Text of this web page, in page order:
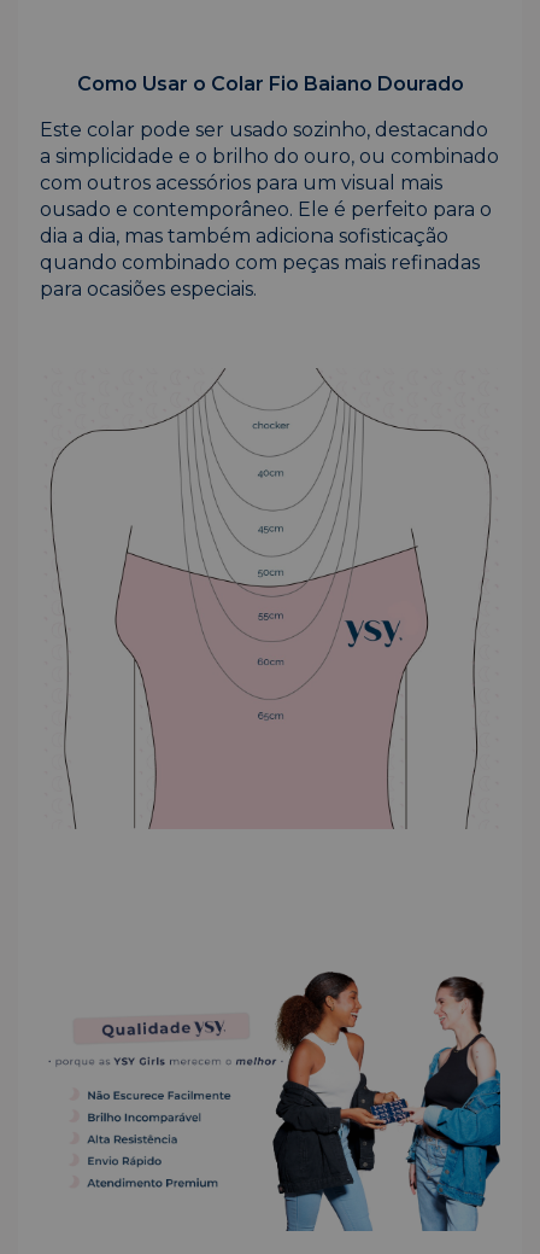
Como Usar o Colar Fio Baiano Dourado
Este colar pode ser usado sozinho, destacando
a simplicidade e o brilho do ouro, ou combinado
com outros acessórios para um visual mais
ousado e contemporâneo. Ele é perfeito para o
dia a dia, mas também adiciona sofisticação
quando combinado com peças mais refinadas
para ocasiões especiais.